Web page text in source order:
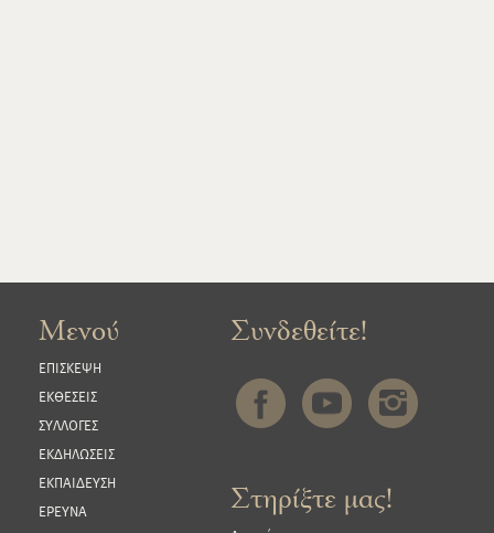
Μενού
ΕΠΙΣΚΕΨΗ
ΕΚΘΕΣΕΙΣ
ΣΥΛΛΟΓΕΣ
ΕΚΔΗΛΩΣΕΙΣ
ΕΚΠΑΙΔΕΥΣΗ
ΕΡΕΥΝΑ
Συνδεθείτε!
Στηρίξτε μας!